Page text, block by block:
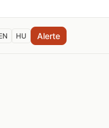
HU Alerte